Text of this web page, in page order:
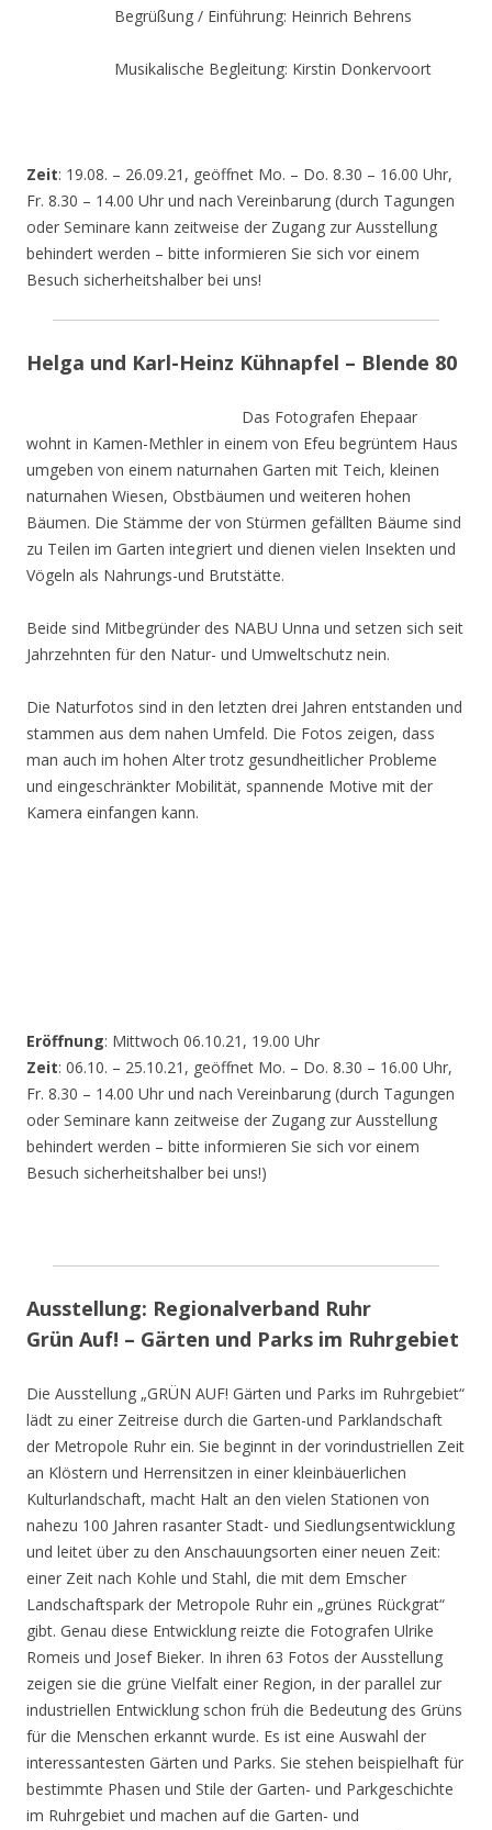
Begrüßung / Einführung: Heinrich Behrens
Musikalische Begleitung: Kirstin Donkervoort
Zeit: 19.08. – 26.09.21, geöffnet Mo. – Do. 8.30 – 16.00 Uhr,
Fr. 8.30 – 14.00 Uhr und nach Vereinbarung (durch Tagungen
oder Seminare kann zeitweise der Zugang zur Ausstellung
behindert werden – bitte informieren Sie sich vor einem
Besuch sicherheitshalber bei uns!
Helga und Karl-Heinz Kühnapfel – Blende 80
Das Fotografen Ehepaar
wohnt in Kamen-Methler in einem von Efeu begrüntem Haus
umgeben von einem naturnahen Garten mit Teich, kleinen
naturnahen Wiesen, Obstbäumen und weiteren hohen
Bäumen. Die Stämme der von Stürmen gefällten Bäume sind
zu Teilen im Garten integriert und dienen vielen Insekten und
Vögeln als Nahrungs-und Brutstätte.
Beide sind Mitbegründer des NABU Unna und setzen sich seit
Jahrzehnten für den Natur- und Umweltschutz nein.
Die Naturfotos sind in den letzten drei Jahren entstanden und
stammen aus dem nahen Umfeld. Die Fotos zeigen, dass
man auch im hohen Alter trotz gesundheitlicher Probleme
und eingeschränkter Mobilität, spannende Motive mit der
Kamera einfangen kann.
Eröffnung: Mittwoch 06.10.21, 19.00 Uhr
Zeit: 06.10. – 25.10.21, geöffnet Mo. – Do. 8.30 – 16.00 Uhr,
Fr. 8.30 – 14.00 Uhr und nach Vereinbarung (durch Tagungen
oder Seminare kann zeitweise der Zugang zur Ausstellung
behindert werden – bitte informieren Sie sich vor einem
Besuch sicherheitshalber bei uns!)
Ausstellung: Regionalverband Ruhr
Grün Auf! – Gärten und Parks im Ruhrgebiet
Die Ausstellung „GRÜN AUF! Gärten und Parks im Ruhrgebiet“
lädt zu einer Zeitreise durch die Garten-und Parklandschaft
der Metropole Ruhr ein. Sie beginnt in der vorindustriellen Zeit
an Klöstern und Herrensitzen in einer kleinbäuerlichen
Kulturlandschaft, macht Halt an den vielen Stationen von
nahezu 100 Jahren rasanter Stadt- und Siedlungsentwicklung
und leitet über zu den Anschauungsorten einer neuen Zeit:
einer Zeit nach Kohle und Stahl, die mit dem Emscher
Landschaftspark der Metropole Ruhr ein „grünes Rückgrat“
gibt. Genau diese Entwicklung reizte die Fotografen Ulrike
Romeis und Josef Bieker. In ihren 63 Fotos der Ausstellung
zeigen sie die grüne Vielfalt einer Region, in der parallel zur
industriellen Entwicklung schon früh die Bedeutung des Grüns
für die Menschen erkannt wurde. Es ist eine Auswahl der
interessantesten Gärten und Parks. Sie stehen beispielhaft für
bestimmte Phasen und Stile der Garten- und Parkgeschichte
im Ruhrgebiet und machen auf die Garten- und